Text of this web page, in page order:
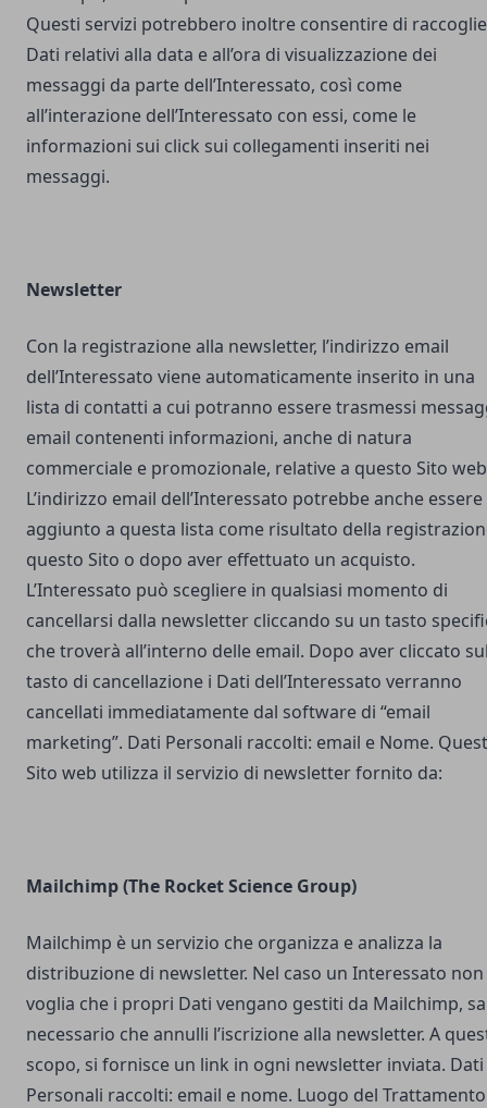
Questi servizi potrebbero inoltre consentire di
Dati relativi alla data e all’ora di visualizzazione dei
messaggi da parte dell’Interessato, così come
all’interazione dell’Interessato con essi, come le
informazioni sui click sui collegamenti inseriti nei
messaggi.
Newsletter
Con la registrazione alla newsletter, l’indirizzo email
dell’Interessato viene automaticamente inserito in una
lista di contatti a cui potranno essere trasmessi
email contenenti informazioni, anche di natura
commerciale e promozionale, relative a questo Sito
L’indirizzo email dell’Interessato potrebbe anche essere
aggiunto a questa lista come risultato della
questo Sito o dopo aver effettuato un acquisto.
L’Interessato può scegliere in qualsiasi momento di
cancellarsi dalla newsletter cliccando su un tasto
che troverà all’interno delle email. Dopo aver cliccato
tasto di cancellazione i Dati dell’Interessato verranno
cancellati immediatamente dal software di “email
marketing”. Dati Personali raccolti: email e Nome.
Sito web utilizza il servizio di newsletter fornito da:
Mailchimp (The Rocket Science Group)
Mailchimp è un servizio che organizza e analizza la
distribuzione di newsletter. Nel caso un Interessato non
voglia che i propri Dati vengano gestiti da Mailchimp,
necessario che annulli l’iscrizione alla newsletter. A
scopo, si fornisce un link in ogni newsletter inviata. Dati
Personali raccolti: email e nome. Luogo del